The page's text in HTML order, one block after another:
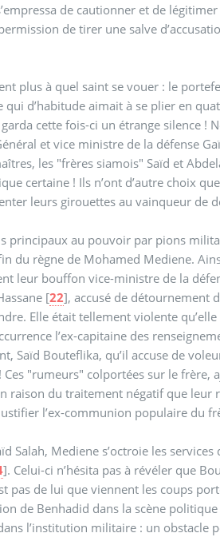
de cautionner et de
de tirer une salve
plus à quel saint se vouer : le
qui d’habitude aimait à se plier en
cette fois-ci un étrange silence !
et vice ministre de la défense
les "frères siamois" Saïd et
certaine ! Ils n’ont d’autre choix
leurs girouettes au vainqueur de
principaux au pouvoir par pions
du règne de Mohamed Mediene.
leur bouffon vice-ministre de la
[22], accusé de détournement
Elle était tellement violente
l’ex-capitaine des
Saïd Bouteflika, qu’il accuse de
Ces "rumeurs" colportées sur le frère,
raison du traitement négatif que leur
l’ex-communion populaire du
Salah, Mediene s’octroie les
]. Celui-ci n’hésita pas à révéler que
pas de lui que viennent les coups
de Benhadid dans la scène
l’institution militaire : un obstacle